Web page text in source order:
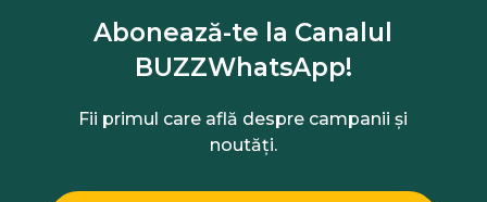
Abonează-te la Canalul
BUZZWhatsApp!
Fii primul care află despre campanii și
noutăți.